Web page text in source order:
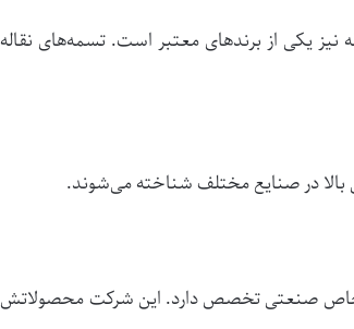
نیز یکی از برندهای معتبر است. تسمه‌های نقاله
خاص صنعتی تخصص دارد. این شرکت محصولاتش